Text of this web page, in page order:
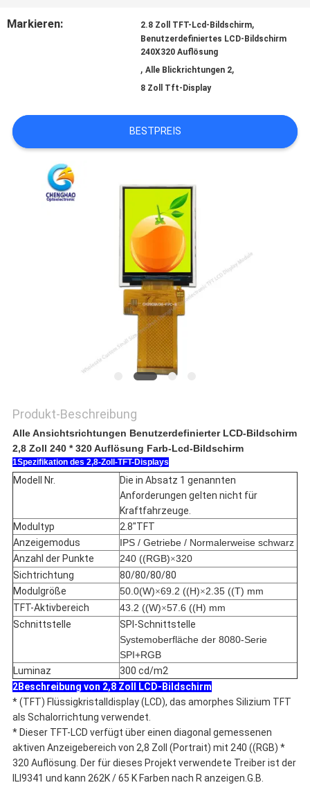
PRIVACY
Markieren: 2.8 Zoll TFT-Lcd-Bildschirm,
Benutzerdefiniertes LCD-Bildschirm
240X320 Auflösung
,Alle Blickrichtungen 2,
8 Zoll Tft-Display
BESTPREIS
Produkt-Beschreibung
Alle Ansichtsrichtungen Benutzerdefinierter LCD-Bildschirm
2,8 Zoll 240 * 320 Auflösung Farb-Lcd-Bildschirm
1Spezifikation des 2,8-Zoll-TFT-Displays
Modell Nr.
Die in Absatz 1 genannten
Anforderungen gelten nicht für
Kraftfahrzeuge.
Modultyp
2.8"TFT
Anzeigemodus
IPS / Getriebe / Normalerweise schwarz
Anzahl der Punkte
240 ((RGB)×320
Sichtrichtung
80/80/80/80
Modulgröße
50.0(W)×69.2 ((H)×2.35 ((T) mm
TFT-Aktivbereich
43.2 ((W)×57.6 ((H) mm
Schnittstelle
SPI-Schnittstelle
Systemoberfläche der 8080-Serie
SPI+RGB
Luminaz
300 cd/m2
2Beschreibung von 2,8 Zoll LCD-Bildschirm
* (TFT) Flüssigkristalldisplay (LCD), das amorphes Silizium TFT
als Schalorrichtung verwendet.
* Dieser TFT-LCD verfügt über einen diagonal gemessenen
aktiven Anzeigebereich von 2,8 Zoll (Portrait) mit 240 ((RGB) *
320 Auflösung. Der für dieses Projekt verwendete Treiber ist der
ILI9341 und kann 262K / 65 K Farben nach R anzeigen.G.B.